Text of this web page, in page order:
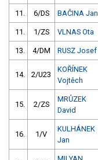
11. 6/DS BAČINA Jan
11. 1/ZS VLNAS Ota
13. 4/DM RUSZ Josef
14. 2/U23
KOŘÍNEK
Vojtěch
15. 2/ZS
MRŮZEK
David
16. 1/V
KULHÁNEK
Jan